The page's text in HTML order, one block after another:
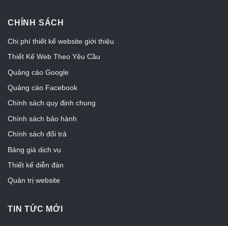
CHÍNH SÁCH
Chi phí thiết kế website giới thiệu
Thiết Kế Web Theo Yêu Cầu
Quảng cáo Google
Quảng cáo Facebook
Chính sách quy định chung
Chính sách bảo hành
Chính sách đổi trả
Bảng giá dịch vụ
Thiết kế diễn đàn
Quản trị website
TIN TỨC MỚI